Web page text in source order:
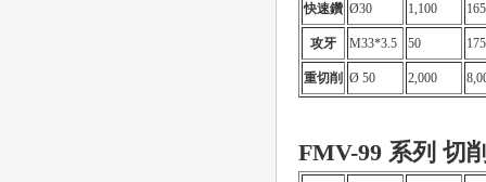
快速鑽 Ø30 1,100 165
攻牙 M33*3.5 50 175
重切削 Ø 50 2,000
FMV-99 系列 切